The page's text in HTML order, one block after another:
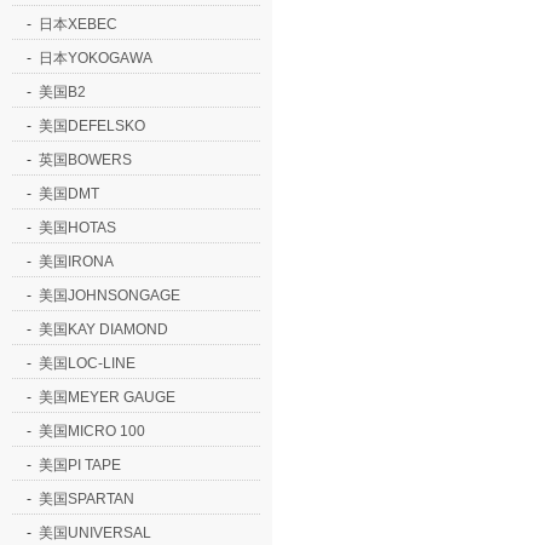
- 日本XEBEC
- 日本YOKOGAWA
- 美国B2
- 美国DEFELSKO
- 英国BOWERS
- 美国DMT
- 美国HOTAS
- 美国IRONA
- 美国JOHNSONGAGE
- 美国KAY DIAMOND
- 美国LOC-LINE
- 美国MEYER GAUGE
- 美国MICRO 100
- 美国PI TAPE
- 美国SPARTAN
- 美国UNIVERSAL